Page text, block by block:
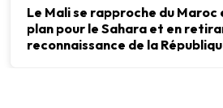
Le Mali se rapproche du
plan pour le Sahara et en
reconnaissance de la